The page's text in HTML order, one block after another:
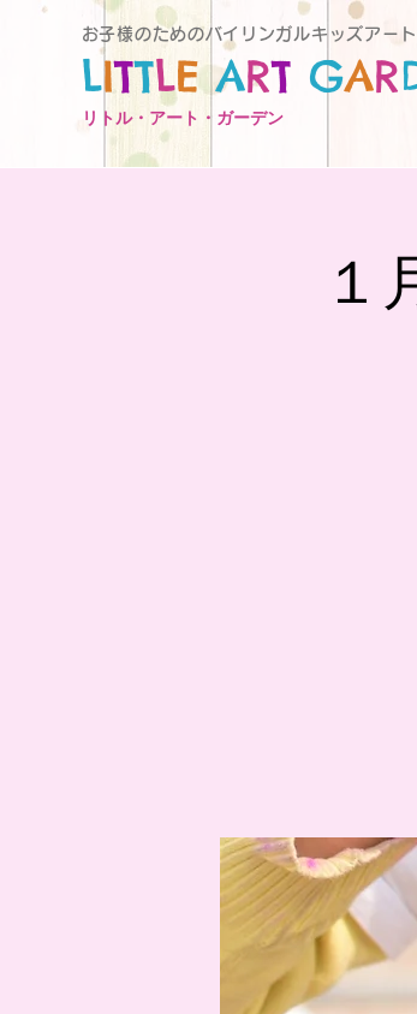
お子様のためのバイリンガルキッズアー
LITTLEART GAR
リトル・アート・ガーデン
１